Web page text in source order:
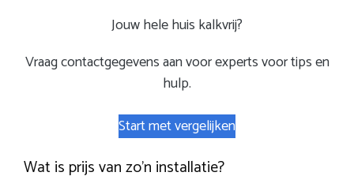
Jouw hele huis kalkvrij?
Vraag contactgegevens aan voor experts voor tips en
hulp.
Start met vergelijken
Wat is prijs van zo’n installatie?